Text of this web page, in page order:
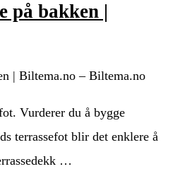
på bakken |
| Biltema.no – Biltema.no
Vurderer du å bygge
terrassefot blir det enklere å
…